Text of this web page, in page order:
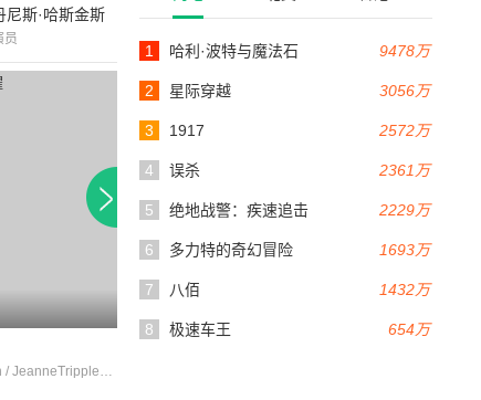
9478万
1 哈利·波特与魔法石
3056万
2 星际穿越
2572万
3 1917
2361万
4 误杀
2229万
5 绝地战警：疾速追击
1693万
6 多力特的奇幻冒险
1432万
7 八佰
654万
8 极速车王
尼斯·哈斯金斯
员
DonJohnson / JeanneTripplehorn / SharonLawrence